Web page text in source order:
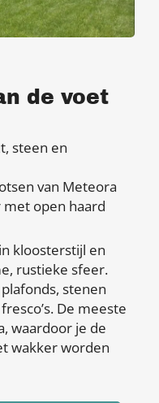
de voet
steen en
van Meteora
open haard
kloosterstijl en
rustieke sfeer.
stenen
De meeste
waardoor je de
wakker worden